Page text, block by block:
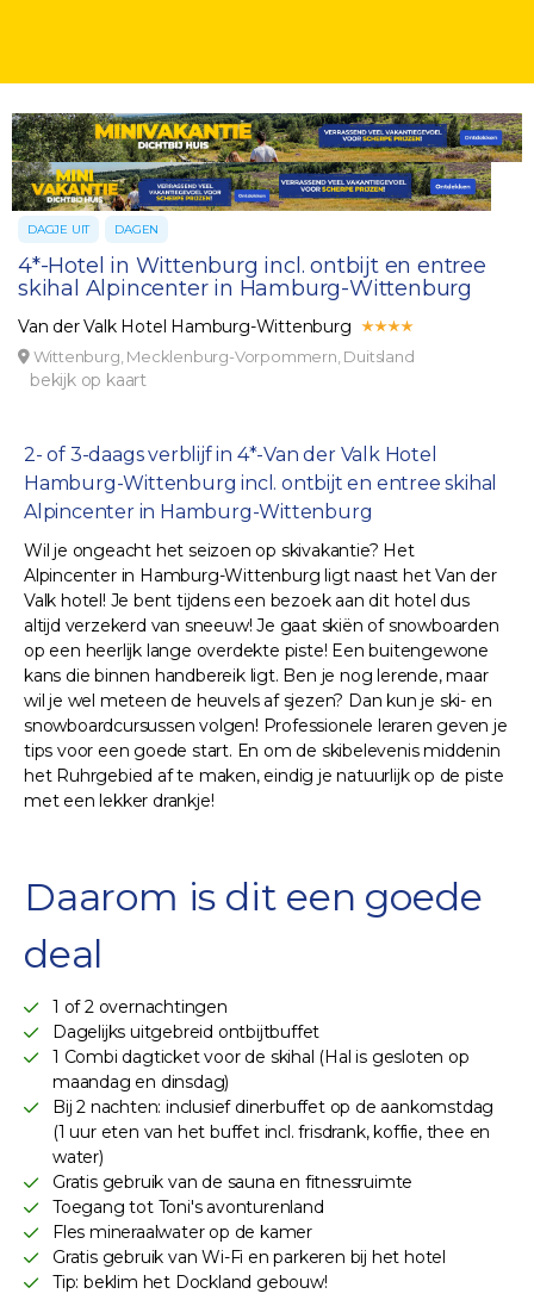
DAGJE UIT DAGEN
4*-Hotel in Wittenburg incl. ontbijt en entree
skihal Alpincenter in Hamburg-Wittenburg
Van der Valk Hotel Hamburg-Wittenburg
Wittenburg, Mecklenburg-Vorpommern, Duitsland
bekijk op kaart
2- of 3-daags verblijf in 4*-Van der Valk Hotel
Hamburg-Wittenburg incl. ontbijt en entree skihal
Alpincenter in Hamburg-Wittenburg
Wil je ongeacht het seizoen op skivakantie? Het
Alpincenter in Hamburg-Wittenburg ligt naast het Van der
Valk hotel! Je bent tijdens een bezoek aan dit hotel dus
altijd verzekerd van sneeuw! Je gaat skiën of snowboarden
op een heerlijk lange overdekte piste! Een buitengewone
kans die binnen handbereik ligt. Ben je nog lerende, maar
wil je wel meteen de heuvels af sjezen? Dan kun je ski- en
snowboardcursussen volgen! Professionele leraren geven je
tips voor een goede start. En om de skibelevenis middenin
het Ruhrgebied af te maken, eindig je natuurlijk op de piste
met een lekker drankje!
Daarom is dit een goede
deal
1 of 2 overnachtingen
Dagelijks uitgebreid ontbijtbuffet
1 Combi dagticket voor de skihal (Hal is gesloten op
maandag en dinsdag)
Bij 2 nachten: inclusief dinerbuffet op de aankomstdag
(1 uur eten van het buffet incl. frisdrank, koffie, thee en
water)
Gratis gebruik van de sauna en fitnessruimte
Toegang tot Toni's avonturenland
Fles mineraalwater op de kamer
Gratis gebruik van Wi-Fi en parkeren bij het hotel
Tip: beklim het Dockland gebouw!